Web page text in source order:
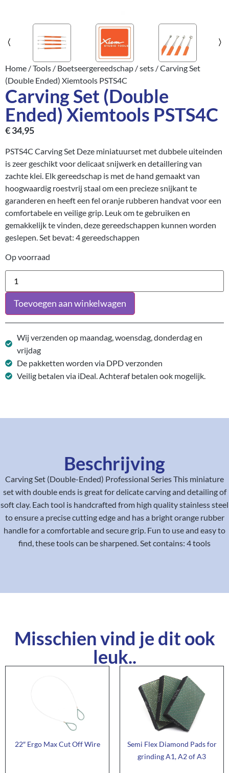
Home /Tools / Boetseergereedschap /sets / Carving Set
(Double Ended) Xiemtools PSTS4C
Carving Set (Double
Ended) Xiemtools PSTS4C
€34,95
PSTS4C Carving Set Deze miniatuurset met dubbele uiteinden
is zeer geschikt voor delicaat snijwerk en detaillering van
zachte klei. Elk gereedschap is met de hand gemaakt van
hoogwaardig roestvrij staal om een precieze snijkant te
garanderen en heeft een fel oranje rubberen handvat voor een
comfortabele en veilige grip. Leuk om te gebruiken en
gemakkelijk te vinden, deze gereedschappen kunnen worden
geslepen. Set bevat: 4 gereedschappen
Op voorraad
Toevoegen aan winkelwagen
Wij verzenden op maandag, woensdag, donderdag en
vrijdag
De pakketten worden via DPD verzonden
Veilig betalen via iDeal. Achteraf betalen ook mogelijk.
Beschrijving
Carving Set (Double-Ended) Professional Series This miniature
set with double ends is great for delicate carving and detailing of
soft clay. Each tool is handcrafted from high quality stainless steel
to ensure a precise cutting edge and has a bright orange rubber
handle for a comfortable and secure grip. Fun to use and easy to
find, these tools can be sharpened. Set contains: 4 tools
Misschien vind je dit ook
leuk..
22″ Ergo Max Cut Off Wire
Semi Flex Diamond Pads for
grinding A1, A2 of A3